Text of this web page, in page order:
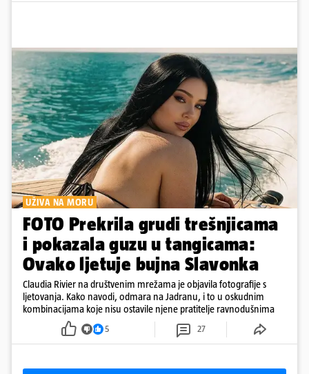
UŽIVA NA MORU
FOTO Prekrila grudi trešnjicama
i pokazala guzu u tangicama:
Ovako ljetuje bujna Slavonka
Claudia Rivier na društvenim mrežama je objavila fotografije s
ljetovanja. Kako navodi, odmara na Jadranu, i to u oskudnim
kombinacijama koje nisu ostavile njene pratitelje ravnodušnima
5 27